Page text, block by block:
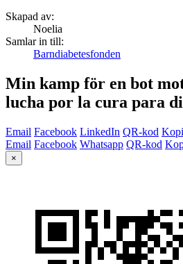
Skapad av:
Noelia
Samlar in till:
Barndiabetesfonden
Min kamp för en bot
lucha por la cura para
Email Facebook LinkedIn QR-kod
Email Facebook Whatsapp QR-kod
×